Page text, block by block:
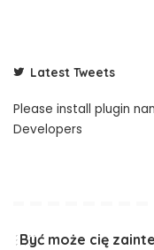
Latest Tweets
Please install plugin
Developers
Być może cię